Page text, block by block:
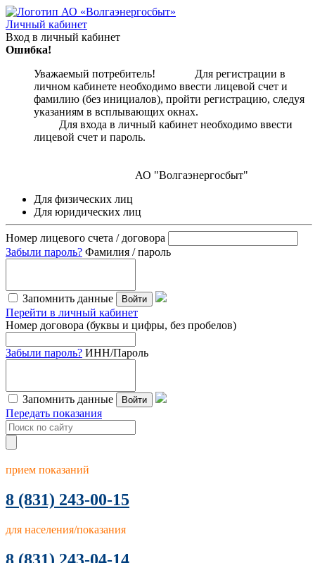
Личный кабинет
Вход в личный кабинет
Ошибка!
Уважаемый потребитель! Для регистрации в
личном кабинете необходимо ввести лицевой счет и
фамилию (без инициалов), пройти регистрацию, следуя
указаниям в всплывающих окнах.
Для входа в личный кабинет необходимо ввести
лицевой счет и пароль.
АО "Волгаэнергосбыт"
Для физических лиц
Для юридических лиц
Номер лицевого счета / договора
Забыли пароль? Фамилия / пароль
Запомнить данные Войти
Перейти в личный кабинет
Номер договора (буквы и цифры, без пробелов)
Забыли пароль? ИНН/Пароль
Запомнить данные Войти
Передать показания
прием показаний
8 (831) 243-00-15
для населения/показания
8 (831) 243-04-14